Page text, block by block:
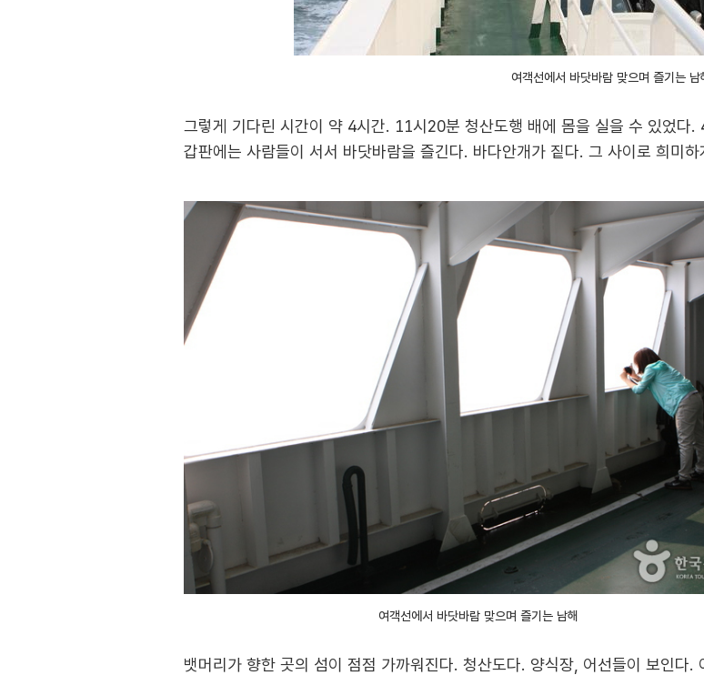
여객선에서 바닷바람 맞으며 즐기는 남
그렇게 기다린 시간이 약 4시간. 11시20분 청산도행 배에 몸을 실을 수 있었다.
갑판에는 사람들이 서서 바닷바람을 즐긴다. 바다안개가 짙다. 그 사이로 희미
여객선에서 바닷바람 맞으며 즐기는 남해
뱃머리가 향한 곳의 섬이 점점 가까워진다. 청산도다. 양식장, 어선들이 보인다